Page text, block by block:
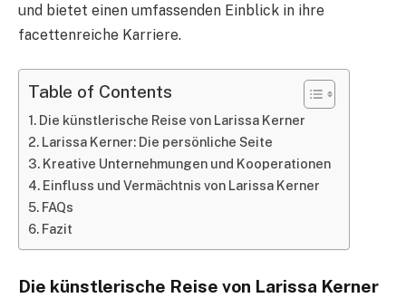
und bietet einen umfassenden Einblick in ihre
facettenreiche Karriere.
Table of Contents
Die künstlerische Reise von Larissa Kerner
Larissa Kerner: Die persönliche Seite
Kreative Unternehmungen und Kooperationen
Einfluss und Vermächtnis von Larissa Kerner
FAQs
Fazit
Die künstlerische Reise von Larissa Kerner